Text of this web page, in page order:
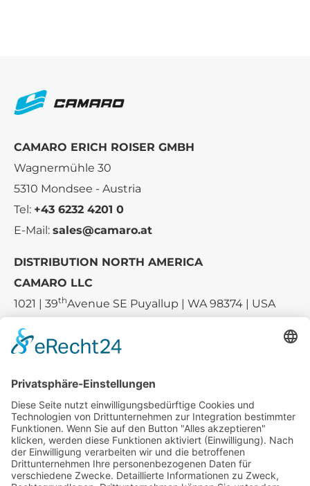
CAMARO ERICH ROISER GMBH
Wagnermühle 30
5310 Mondsee - Austria
Tel: +43 6232 4201 0
E-Mail: sales@camaro.at
DISTRIBUTION NORTH AMERICA
CAMARO LLC
1021 | 39thAvenue SE Puyallup | WA 98374 | USA
Tel.:+1 253-867-57 35
Unternehmen
Service
Media